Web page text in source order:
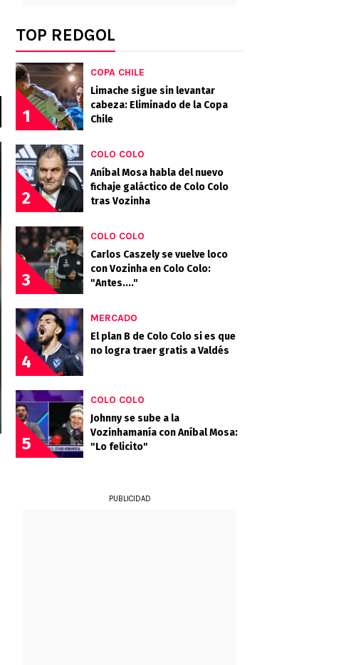
TOP REDGOL
1
COPA CHILE
Limache sigue sin levantar
cabeza: Eliminado de la Copa
Chile
2
COLO COLO
Aníbal Mosa habla del nuevo
fichaje galáctico de Colo Colo
tras Vozinha
3
COLO COLO
Carlos Caszely se vuelve loco
con Vozinha en Colo Colo:
"Antes...."
4
MERCADO
El plan B de Colo Colo si es que
no logra traer gratis a Valdés
5
COLO COLO
Johnny se sube a la
Vozinhamanía con Aníbal Mosa:
"Lo felicito"
PUBLICIDAD